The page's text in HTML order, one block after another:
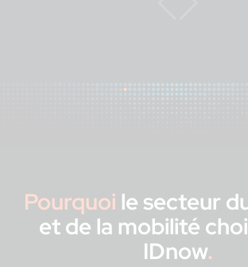
Pourquoi le secteur
et de la mobilité
IDnow.